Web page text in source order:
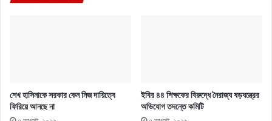
শেখ হাসিনাকে সরকার কেন নিজ দায়িত্বে
ফিরিয়ে আনছে না
ইবির ৪৪ শিক্ষকের বিরুদ্ধে নৈরাজ্য ষড়যন্ত্রের
অভিযোগ তদন্তে কমিটি